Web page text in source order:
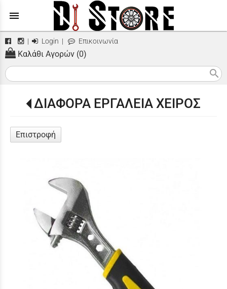
menu
| Login | Επικοινωνία
Καλάθι Αγορών (0)
search
ΔΙΑΦΟΡΑ ΕΡΓΑΛΕΙΑ ΧΕΙΡΟΣ
Επιστροφή